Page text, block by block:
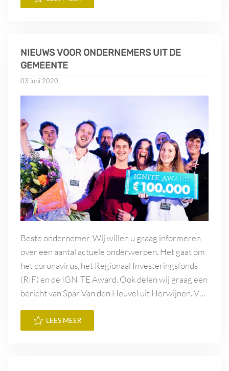
NIEUWS VOOR ONDERNEMERS UIT DE
GEMEENTE
03 juni 2020
Beste ondernemer, Wij willen u graag informeren
over een aantal actuele onderwerpen. Het gaat om
het coronavirus, het Regionaal Investeringsfonds
(RIF) en de IGNITE Award. Ook delen wij graag een
bericht van Spar Van den Heuvel uit Herwijnen. V…
LEES MEER